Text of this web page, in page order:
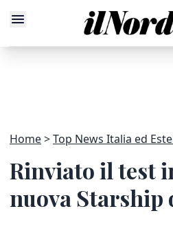
Home Top News Italia ed
Rinviato il test
nuova Starship